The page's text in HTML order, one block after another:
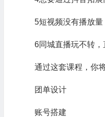
5短视频没有播放
6同城直播玩不转，
通过这套课程，你
团单设计
账号搭建